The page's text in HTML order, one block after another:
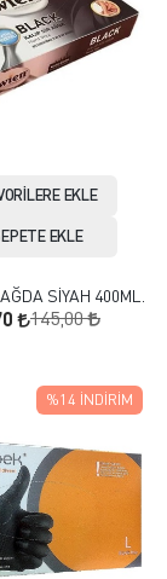
EKLE
EKLE
SİYAH 400ML.
145,00
%14 İNDIRIM